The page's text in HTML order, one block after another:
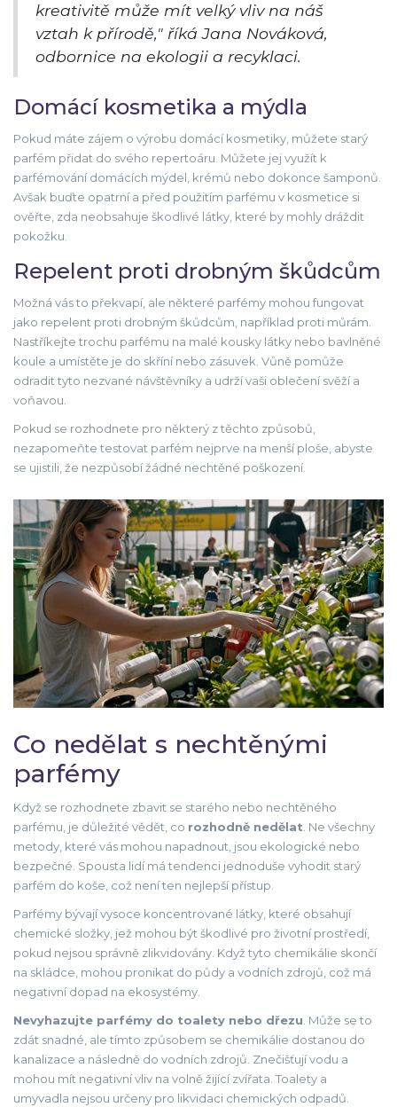
kreativitě může mít velký vliv na náš
vztah k přírodě," říká Jana Nováková,
odbornice na ekologii a recyklaci.
Domácí kosmetika a mýdla
Pokud máte zájem o výrobu domácí kosmetiky, můžete starý
parfém přidat do svého repertoáru. Můžete jej využít k
parfémování domácích mýdel, krémů nebo dokonce šamponů.
Avšak buďte opatrní a před použitím parfému v kosmetice si
ověřte, zda neobsahuje škodlivé látky, které by mohly dráždit
pokožku.
Repelent proti drobným škůdcům
Možná vás to překvapí, ale některé parfémy mohou fungovat
jako repelent proti drobným škůdcům, například proti můrám.
Nastříkejte trochu parfému na malé kousky látky nebo bavlněné
koule a umístěte je do skříní nebo zásuvek. Vůně pomůže
odradit tyto nezvané návštěvníky a udrží vaši oblečení svěží a
voňavou.
Pokud se rozhodnete pro některý z těchto způsobů,
nezapomeňte testovat parfém nejprve na menší ploše, abyste
se ujistili, že nezpůsobí žádné nechtěné poškození.
Co nedělat s nechtěnými
parfémy
Když se rozhodnete zbavit se starého nebo nechtěného
parfému, je důležité vědět, co rozhodně nedělat. Ne všechny
metody, které vás mohou napadnout, jsou ekologické nebo
bezpečné. Spousta lidí má tendenci jednoduše vyhodit starý
parfém do koše, což není ten nejlepší přístup.
Parfémy bývají vysoce koncentrované látky, které obsahují
chemické složky, jež mohou být škodlivé pro životní prostředí,
pokud nejsou správně zlikvidovány. Když tyto chemikálie skončí
na skládce, mohou pronikat do půdy a vodních zdrojů, což má
negativní dopad na ekosystémy.
Nevyhazujte parfémy do toalety nebo dřezu. Může se to
zdát snadné, ale tímto způsobem se chemikálie dostanou do
kanalizace a následně do vodních zdrojů. Znečišťují vodu a
mohou mít negativní vliv na volně žijící zvířata. Toalety a
umyvadla nejsou určeny pro likvidaci chemických odpadů.